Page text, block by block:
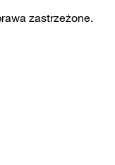
zastrzeżone.